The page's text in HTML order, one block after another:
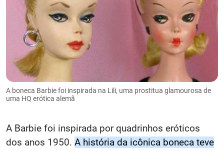
A boneca Barbie foi inspirada na Lili, uma prostitua glamourosa de
uma HQ erótica alemã
A Barbie foi inspirada por quadrinhos eróticos
dos anos 1950. A história da icônica boneca teve